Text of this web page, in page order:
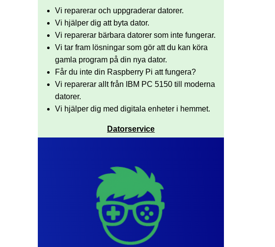
Vi reparerar och uppgraderar datorer.
Vi hjälper dig att byta dator.
Vi reparerar bärbara datorer som inte fungerar.
Vi tar fram lösningar som gör att du kan köra
gamla program på din nya dator.
Får du inte din Raspberry Pi att fungera?
Vi reparerar allt från IBM PC 5150 till moderna
datorer.
Vi hjälper dig med digitala enheter i hemmet.
Datorservice